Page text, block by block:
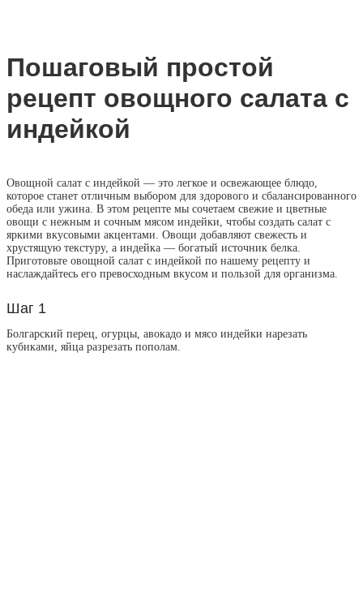
Пошаговый простой
рецепт овощного салата с
индейкой
Овощной салат с индейкой — это легкое и освежающее блюдо,
которое станет отличным выбором для здорового и сбалансированного
обеда или ужина. В этом рецепте мы сочетаем свежие и цветные
овощи с нежным и сочным мясом индейки, чтобы создать салат с
яркими вкусовыми акцентами. Овощи добавляют свежесть и
хрустящую текстуру, а индейка — богатый источник белка.
Приготовьте овощной салат с индейкой по нашему рецепту и
наслаждайтесь его превосходным вкусом и пользой для организма.
Шаг 1
Болгарский перец, огурцы, авокадо и мясо индейки нарезать
кубиками, яйца разрезать пополам.